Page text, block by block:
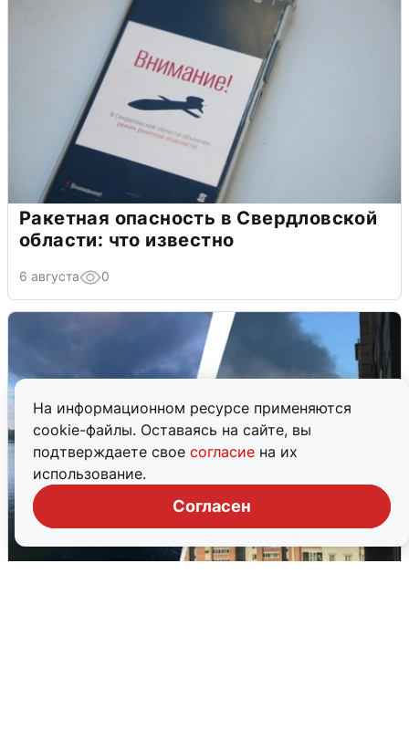
На информационном ресурсе применяются
cookie-файлы. Оставаясь на сайте, вы
подтверждаете свое согласие на их
использование.
Согласен
Ракетная опасность в Свердловской
области: что известно
6 августа 0